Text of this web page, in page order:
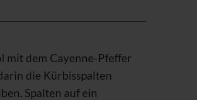
mit dem Cayenne-Pfeffer
die Kürbisspalten
Spalten auf ein